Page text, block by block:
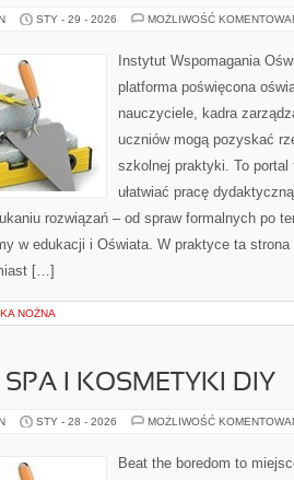
STY - 29 - 2026 MOŻLIWOŚĆ
Instytut Wspomagania
platforma poświęcona
nauczyciele, kadra
uczniów mogą pozyskać
szkolnej praktyki. To
ułatwiać pracę
rozwiązań – od spraw formalnych po
w edukacji i Oświata. W praktyce ta strona
[…]
NOŻNA
I KOSMETYKI DIY
STY - 28 - 2026 MOŻLIWOŚĆ
Beat the boredom to